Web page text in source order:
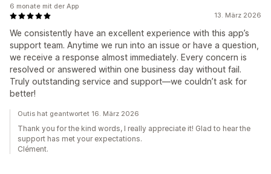
13. März 2026
We consistently have an excellent experience with this app’s
support team. Anytime we run into an issue or have a question,
we receive a response almost immediately. Every concern is
resolved or answered within one business day without fail.
Truly outstanding service and support—we couldn’t ask for
better!
6 monate mit der App
Outis hat geantwortet 16. März 2026
Thank you for the kind words, I really appreciate it! Glad to hear the
support has met your expectations.
Clément.